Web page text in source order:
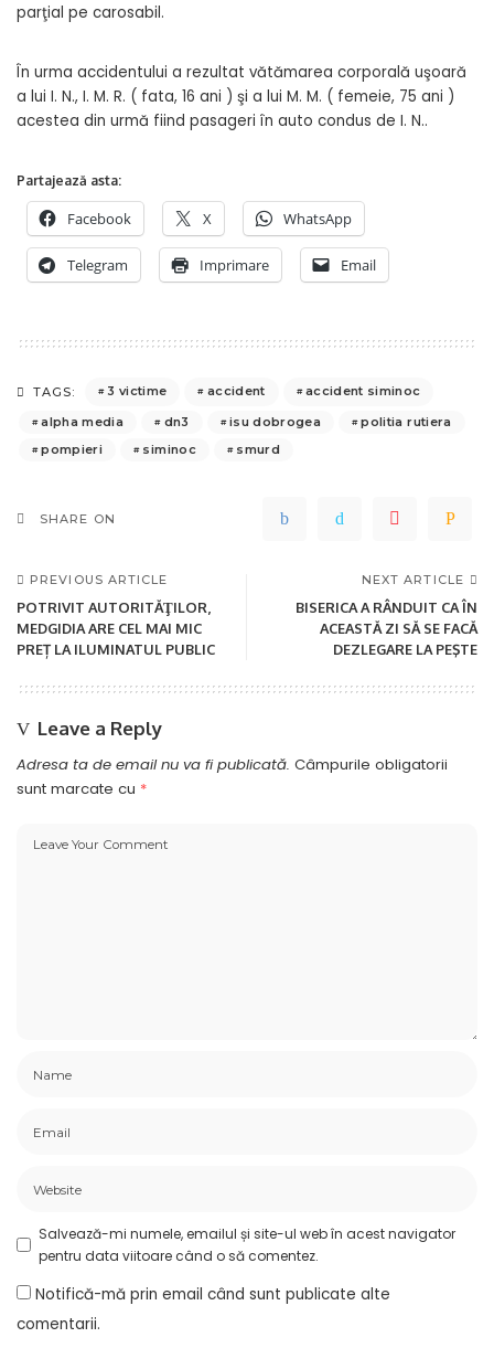
parţial pe carosabil.
În urma accidentului a rezultat vătămarea corporală uşoară
a lui I. N., I. M. R. ( fata, 16 ani ) şi a lui M. M. ( femeie, 75 ani )
acestea din urmă fiind pasageri în auto condus de I. N..
Partajează asta:
Facebook X WhatsApp
Telegram Imprimare Email
TAGS: 3 victime accident
accident siminoc
alpha media
dn3 isu dobrogea
politia rutiera
pompieri
siminoc smurd
SHARE ON
PREVIOUS ARTICLE
POTRIVIT AUTORITĂŢILOR,
MEDGIDIA ARE CEL MAI MIC
PREȚ LA ILUMINATUL PUBLIC
NEXT ARTICLE
BISERICA A RÂNDUIT CA ÎN
ACEASTĂ ZI SĂ SE FACĂ
DEZLEGARE LA PEŞTE
Leave a Reply
Adresa ta de email nu va fi publicată. Câmpurile obligatorii
sunt marcate cu *
Salvează-mi numele, emailul și site-ul web în acest navigator
pentru data viitoare când o să comentez.
Notifică-mă prin email când sunt publicate alte
comentarii.